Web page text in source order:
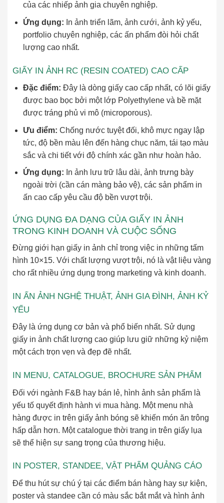
của các nhiếp ảnh gia chuyên nghiệp.
Ứng dụng: In ảnh triển lãm, ảnh cưới, ảnh kỷ yếu,
portfolio chuyên nghiệp, các ấn phẩm đòi hỏi chất
lượng cao nhất.
GIẤY IN ẢNH RC (RESIN COATED) CAO CẤP
Đặc điểm: Đây là dòng giấy cao cấp nhất, có lõi giấy
được bao bọc bởi một lớp Polyethylene và bề mặt
được tráng phủ vi mô (microporous).
Ưu điểm: Chống nước tuyệt đối, khô mực ngay lập
tức, độ bền màu lên đến hàng chục năm, tái tạo màu
sắc và chi tiết với độ chính xác gần như hoàn hảo.
Ứng dụng: In ảnh lưu trữ lâu dài, ảnh trưng bày
ngoài trời (cần cán màng bảo vệ), các sản phẩm in
ấn cao cấp yêu cầu độ bền vượt trội.
ỨNG DỤNG ĐA DẠNG CỦA GIẤY IN ẢNH
TRONG KINH DOANH VÀ CUỘC SỐNG
Đừng giới hạn giấy in ảnh chỉ trong việc in những tấm
hình 10×15. Với chất lượng vượt trội, nó là vật liệu vàng
cho rất nhiều ứng dụng trong marketing và kinh doanh.
IN ẤN ẢNH NGHỆ THUẬT, ẢNH GIA ĐÌNH, ẢNH KỶ
YẾU
Đây là ứng dụng cơ bản và phổ biến nhất. Sử dụng
giấy in ảnh chất lượng cao giúp lưu giữ những kỷ niệm
một cách trọn vẹn và đẹp đẽ nhất.
IN MENU, CATALOGUE, BROCHURE SẢN PHẨM
Đối với ngành F&B hay bán lẻ, hình ảnh sản phẩm là
yếu tố quyết định hành vi mua hàng. Một menu nhà
hàng được in trên giấy ảnh bóng sẽ khiến món ăn trông
hấp dẫn hơn. Một catalogue thời trang in trên giấy lụa
sẽ thể hiện sự sang trọng của thương hiệu.
IN POSTER, STANDEE, VẬT PHẨM QUẢNG CÁO
Để thu hút sự chú ý tại các điểm bán hàng hay sự kiện,
poster và standee cần có màu sắc bắt mắt và hình ảnh